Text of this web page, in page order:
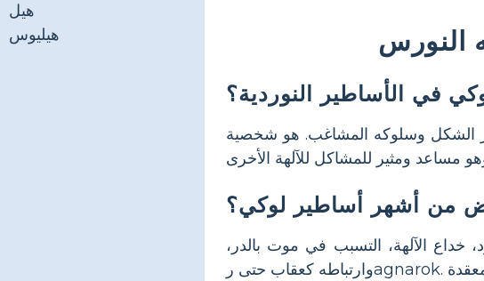
هيل
هيليوس
النورس
في الأساطير النوردية؟
الشكل وسلوكه المشاغب. هو شخصية
من أشهر أساطير لوكي؟
خداع الآلهة، التسبب في موت بالدر،